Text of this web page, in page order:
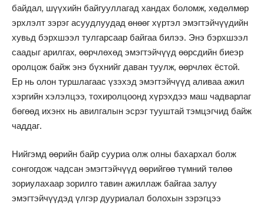
байдал, шүүхийн байгууллагад хандах боломж, хөдөлмөр
эрхлэлт зэрэг асуудлуудад өнөөг хүртэл эмэгтэйчүүдийн
хувьд бэрхшээл тулгарсаар байгаа билээ. Энэ бэрхшээл
саадыг арилгах, өөрчлөхөд эмэгтэйчүүд өөрсдийн биеэр
оролцож байж энэ бүхнийг даван туулж, өөрчлөх ёстой.
Ер нь олон туршлагаас үзэхэд эмэгтэйчүүд аливаа ажил
хэргийн хэлэлцээ, тохиролцоонд хүрэхдээ маш чадварлаг
бөгөөд ихэнх нь авилгалын эсрэг тууштай тэмцэгчид байж
чаддаг.
Нийгэмд өөрийн байр сууриа олж олны бахархал болж
сонгогдож чадсан эмэгтэйчүүд өөрийгөө түмний төлөө
зориулахаар зорилго тавин ажиллаж байгаа залуу
эмэгтэйчүүдэд үлгэр дууриалал болохын зэрэгцээ